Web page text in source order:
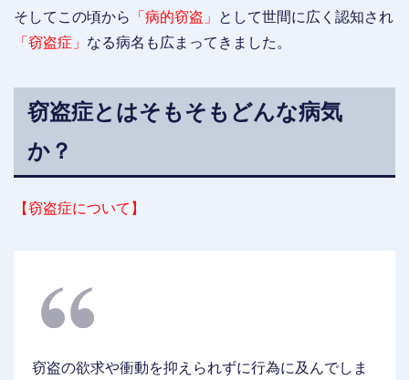
そしてこの頃から 「病的窃盗」
として世間に広く認知され
「窃盗症」 なる病名も広まってきました。
窃盗症とはそもそもどんな病気
か？
【窃盗症について】
窃盗の欲求や衝動を抑えられずに行為に及んでしま